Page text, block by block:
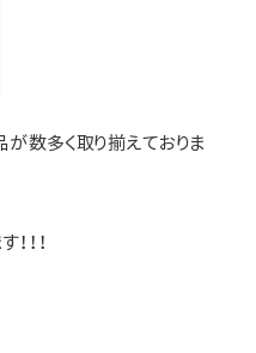
数多く取り揃えておりま
！！